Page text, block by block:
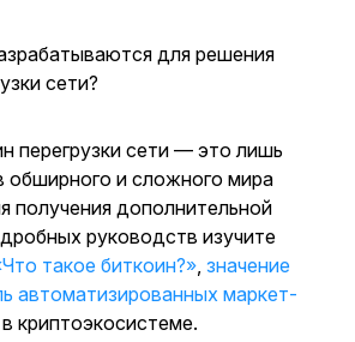
для решения
сети?
перегрузки сети — это лишь
обширного и сложного мира
получения дополнительной
руководств изучите
такое биткоин?», значение
автоматизированных маркет-
в криптоэкосистеме.